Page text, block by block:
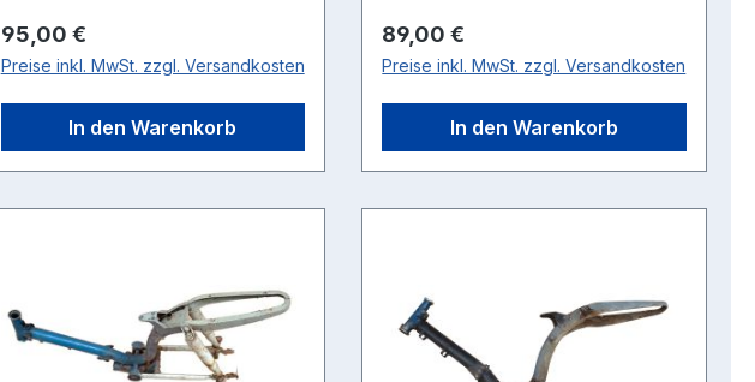
Regulärer Preis:
95,00 €
Preise inkl. MwSt. zzgl. Versandkosten
In den Warenkorb
Regulärer Preis:
89,00 €
Preise inkl. MwSt. zzgl. Versandkosten
In den Warenkorb